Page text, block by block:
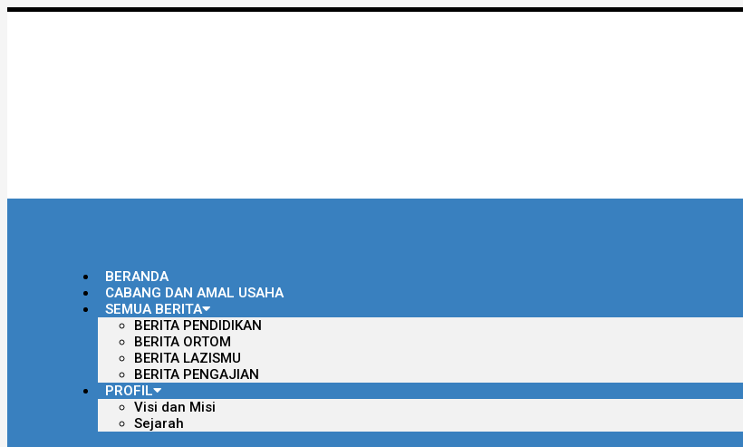
BERANDA
CABANG DAN AMAL USAHA
SEMUA BERITA
BERITA PENDIDIKAN
BERITA ORTOM
BERITA LAZISMU
BERITA PENGAJIAN
PROFIL
Visi dan Misi
Sejarah